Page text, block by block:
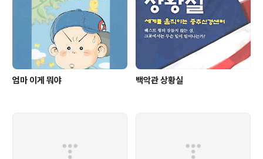
엄마 이게 뭐야 백악관 상황실